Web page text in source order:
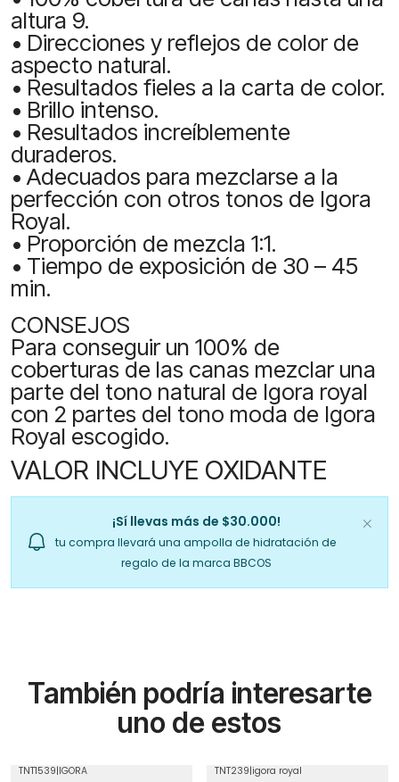
altura 9.
• Direcciones y reflejos de color de
aspecto natural.
• Resultados fieles a la carta de color.
• Brillo intenso.
• Resultados increíblemente
duraderos.
• Adecuados para mezclarse a la
perfección con otros tonos de Igora
Royal.
• Proporción de mezcla 1:1.
• Tiempo de exposición de 30 – 45
min.
CONSEJOS
Para conseguir un 100% de
coberturas de las canas mezclar una
parte del tono natural de Igora royal
con 2 partes del tono moda de Igora
Royal escogido.
VALOR INCLUYE OXIDANTE
¡Sí llevas más de $30.000!
tu compra llevará una ampolla de hidratación de
regalo de la marca BBCOS
También podría interesarte
uno de estos
TNT1539|IGORA TNT239|igora royal